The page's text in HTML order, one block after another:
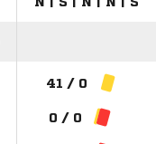
41 / 0
0 / 0